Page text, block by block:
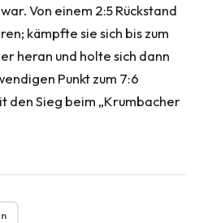
Von einem 2:5 Rückstand
kämpfte sie sich bis zum
heran und holte sich dann
Punkt zum 7:6
den Sieg beim „Krumbacher